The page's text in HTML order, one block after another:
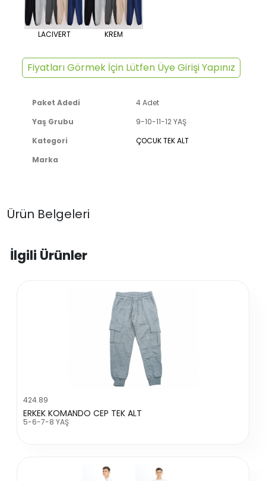
LACIVERT KREM
Fiyatları Görmek İçin Lütfen Üye Girişi Yapınız
Paket Adedi
4 Adet
Yaş Grubu
9-10-11-12 YAŞ
Kategori
ÇOCUK TEK ALT
Marka
Ürün Belgeleri
İlgili Ürünler
424.89
ERKEK KOMANDO CEP TEK ALT
5-6-7-8 YAŞ